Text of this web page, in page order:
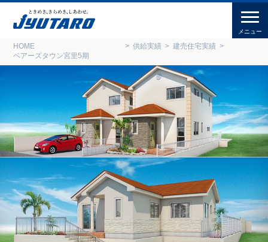
HOME 供給実績
建売住宅実績
ベアーズタウン宮里5期